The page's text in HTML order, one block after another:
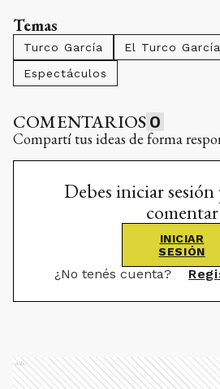
Temas
Turco García El Turco García
Espectáculos
COMENTARIOS 0
Compartí tus ideas de forma
Debes iniciar
comentar
INICIAR
SESIÓN
¿No tenés cuenta?
Ads